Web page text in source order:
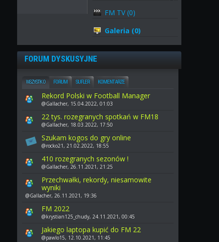
FM TV (0)
Galeria (0)
FORUM DYSKUSYJNE
WSZYSTKO FORUM SUFLER KOMENTARZE
Rekord Polski w Football Manager
@Gallacher, 15.04.2022, 01:03
22 tys. rozegranych spotkań w FM18
@Gallacher, 18.03.2022, 17:50
Szukam kogos do gry online
@rocko21, 21.02.2022, 18:55
410 rozegranych sezonów !
@Gallacher, 26.11.2021, 21:25
Przechwałki, rekordy, niesamowite
wyniki
@Gallacher, 26.11.2021, 19:36
FM 2022
@krystian125_chudy, 24.11.2021, 00:45
Jakiego laptopa kupić do FM 22
@pawlo15, 12.10.2021, 11:45